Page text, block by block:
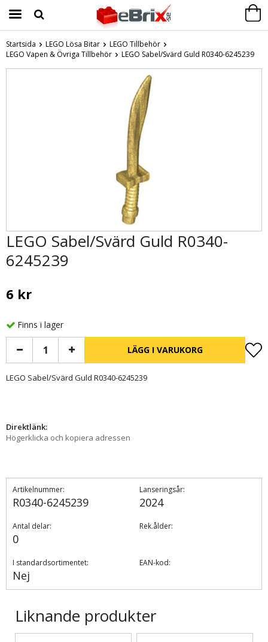
Produkten har blivit tillagd i varukorgen
Startsida LEGO Lösa Bitar
LEGO Tillbehör
LEGO Vapen & Övriga Tillbehör
LEGO Sabel/Svärd Guld R0340-6245239
LEGO Sabel/Svärd Guld R0340-
6245239
6 kr
Finns i lager
LÄGG I VARUKORG
LEGO Sabel/Svärd Guld R0340-6245239
Direktlänk:
Högerklicka och kopiera adressen
Artikelnummer:
R0340-6245239
Lanseringsår:
2024
Antal delar:
0
Rek.ålder:
I standardsortimentet:
Nej
EAN-kod:
Liknande produkter